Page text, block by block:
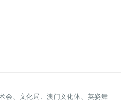
会、文化局、澳门文化体、英姿舞